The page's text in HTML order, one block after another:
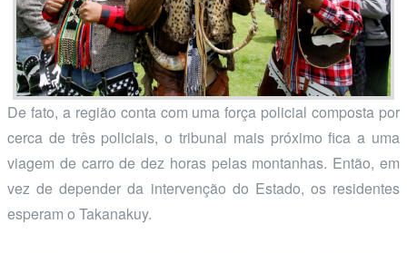
De fato, a região conta com uma força policial composta por
cerca de três policiais, o tribunal mais próximo fica a uma
viagem de carro de dez horas pelas montanhas. Então, em
vez de depender da intervenção do Estado, os residentes
esperam o Takanakuy.